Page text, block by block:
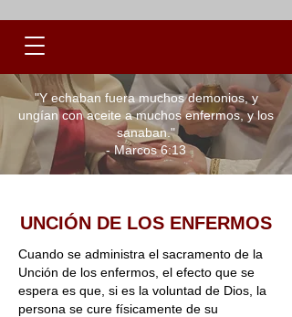
"Y echaban fuera muchos demonios, y
ungían con aceite a muchos enfermos, y los
sanaban."
- Marcos 6:13
UNCIÓN DE LOS ENFERMOS
Cuando se administra el sacramento de la
Unción de los enfermos, el efecto que se
espera es que, si es la voluntad de Dios, la
persona se cure físicamente de su